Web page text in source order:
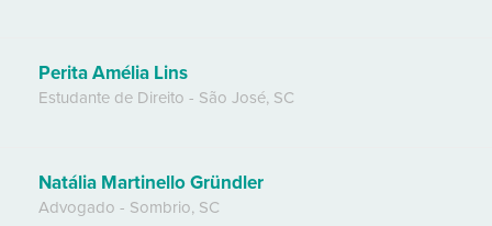
Perita Amélia Lins
Estudante de Direito - São José, SC
Natália Martinello Gründler
Advogado - Sombrio, SC